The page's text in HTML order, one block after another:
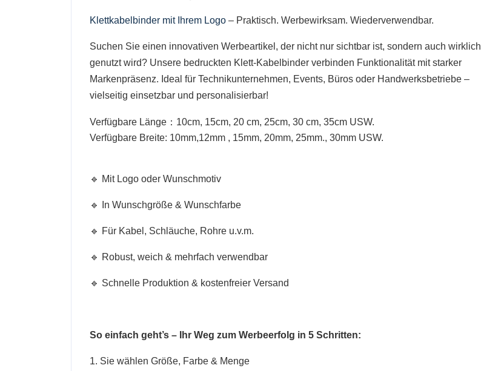
Klettkabelbinder mit Ihrem Logo – Praktisch. Werbewirksam. Wiederverwendbar.
Suchen Sie einen innovativen Werbeartikel, der nicht nur sichtbar ist, sondern auch wirklich
genutzt wird? Unsere bedruckten Klett-Kabelbinder verbinden Funktionalität mit starker
Markenpräsenz. Ideal für Technikunternehmen, Events, Büros oder Handwerksbetriebe –
vielseitig einsetzbar und personalisierbar!
Verfügbare Länge：10cm, 15cm, 20 cm, 25cm, 30 cm, 35cm USW.
Verfügbare Breite: 10mm,12mm , 15mm, 20mm, 25mm., 30mm USW.
🔹 Mit Logo oder Wunschmotiv
🔹 In Wunschgröße & Wunschfarbe
🔹 Für Kabel, Schläuche, Rohre u.v.m.
🔹 Robust, weich & mehrfach verwendbar
🔹 Schnelle Produktion & kostenfreier Versand
So einfach geht’s – Ihr Weg zum Werbeerfolg in 5 Schritten:
1. Sie wählen Größe, Farbe & Menge